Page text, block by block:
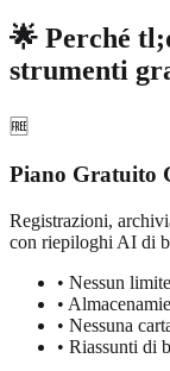
🌟 Perché
strumenti
🆓
Piano Gratuito
Registrazioni,
con riepiloghi AI di
• Nessun
•
• Nessuna
• Riassunti di